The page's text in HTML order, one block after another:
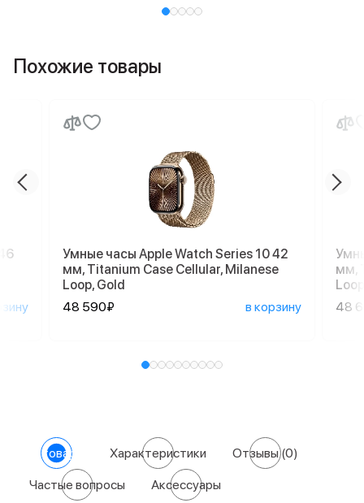
Похожие товары
Умные часы Apple Watch Series 10 42
мм, Titanium Case Cellular, Milanese
Loop, Gold
48 590₽
в корзину
мм,
48
О товаре Характеристики Отзывы(0)
Частые вопросы Аксессуары